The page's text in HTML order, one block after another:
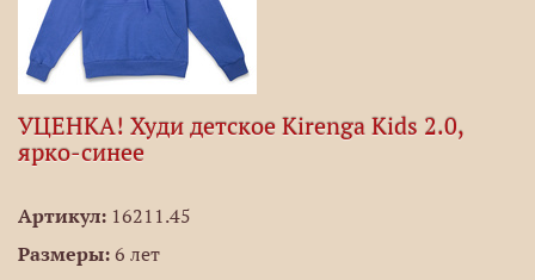
УЦЕНКА! Худи детское Kirenga Kids 2.0,
ярко-синее
Артикул: 16211.45
Размеры: 6 лет